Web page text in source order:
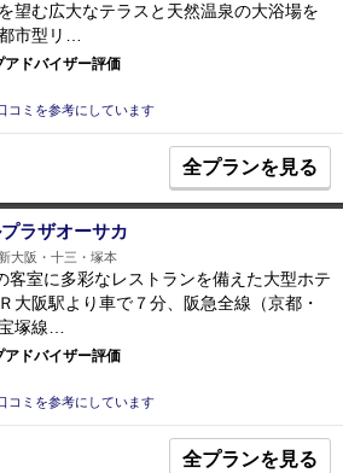
望む広大なテラスと天然温泉の大浴場を
市型リ…
アドバイザー評価
コミを参考にしています
全プランを見る
ラザオーサカ
新大阪・十三・塚本
客室に多彩なレストランを備えた大型ホテ
大阪駅より車で７分、阪急全線（京都・
塚線…
アドバイザー評価
コミを参考にしています
全プランを見る